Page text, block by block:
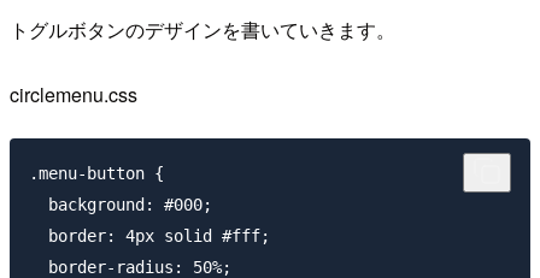
トグルボタンのデザインを書いていきます。
circlemenu.css
.menu-button {
  background: #000;
  border: 4px solid #fff;
  border-radius: 50%;